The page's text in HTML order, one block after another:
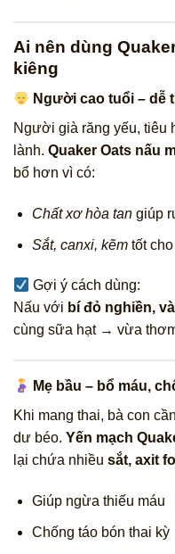
Ai nên dùng
kiêng
Người cao tuổi – dễ
Người già răng yếu, tiêu
lành. Quaker Oats nấu
bổ hơn vì có:
Chất xơ hòa tangiúp
Sắt, canxi, kẽmtốt
Gợi ý cách dùng:
Nấu với bí đỏ nghiền,
cùng sữa hạt → vừa
Mẹ bầu – bổ máu,
Khi mang thai, bà con
dư béo. Yến mạch
lại chứa nhiều sắt, axit
Giúp ngừa thiếu máu
Chống táo bón thai kỳ